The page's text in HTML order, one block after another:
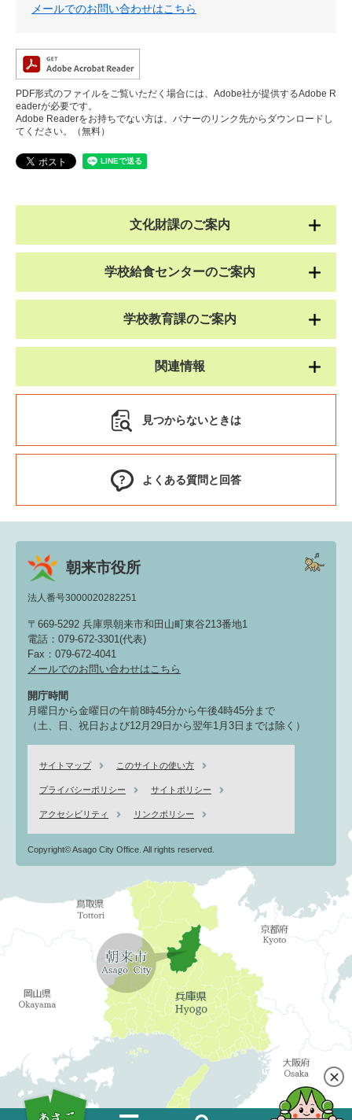
メールでのお問い合わせはこちら
PDF形式のファイルをご覧いただく場合には、Adobe社が提供するAdobe R
eaderが必要です。
Adobe Readerをお持ちでない方は、バナーのリンク先からダウンロードし
てください。（無料）
文化財課のご案内
学校給食センターのご案内
学校教育課のご案内
関連情報
見つからないときは
よくある質問と回答
朝来市役所
法人番号3000020282251
〒669-5292 兵庫県朝来市和田山町東谷213番地1
電話：079-672-3301(代表)
Fax：079-672-4041
メールでのお問い合わせはこちら
開庁時間
月曜日から金曜日の午前8時45分から午後4時45分まで
（土、日、祝日および12月29日から翌年1月3日までは除く）
サイトマップ このサイトの使い方
プライバシーポリシー サイトポリシー
アクセシビリティ リンクポリシー
Copyright© Asago City Office. All rights reserved.